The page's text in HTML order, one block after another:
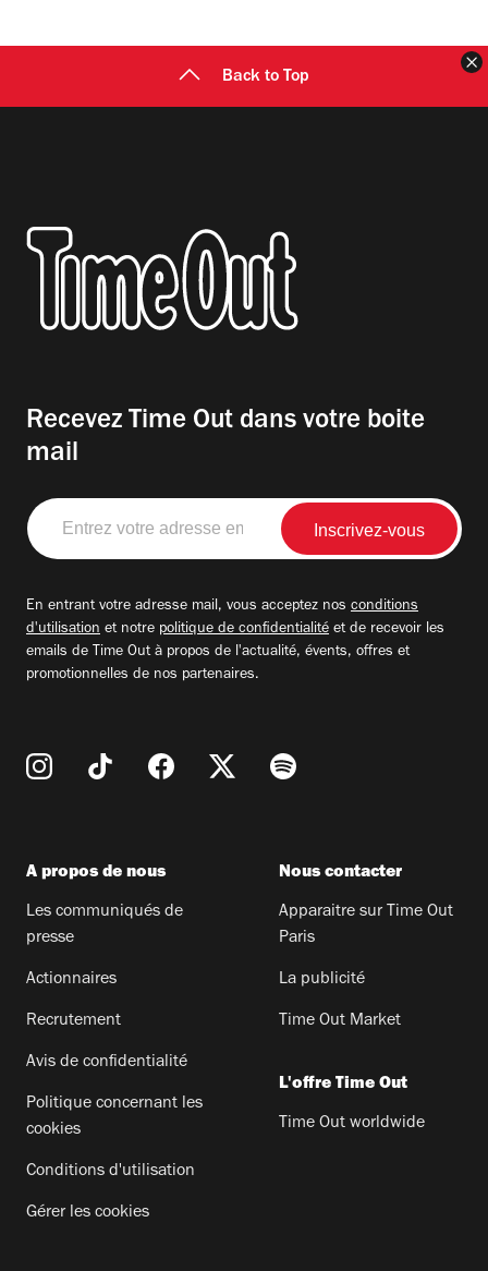
Back to Top
Recevez Time Out dans votre boite
mail
Entrez
votre
adresse
En entrant votre adresse mail, vous acceptez nos conditions
d'utilisation et notre politique de confidentialité et de recevoir les
emails de Time Out à propos de l'actualité, évents, offres et
promotionnelles de nos partenaires.
A propos de nous
Les communiqués de
presse
Actionnaires
Recrutement
Avis de confidentialité
Politique concernant les
cookies
Conditions d'utilisation
Gérer les cookies
Nous contacter
Apparaitre sur Time Out
Paris
La publicité
Time Out Market
L'offre Time Out
Time Out worldwide